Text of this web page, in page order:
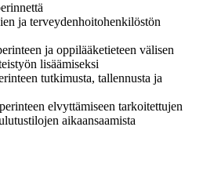
ja terveydenhoitohenkilöstön
ja oppilääketieteen välisen
lisäämiseksi
tutkimusta, tallennusta ja
elvyttämiseen tarkoitettujen
aikaansaamista